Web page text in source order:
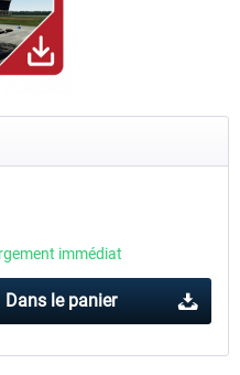
immédiat
Dans le panier